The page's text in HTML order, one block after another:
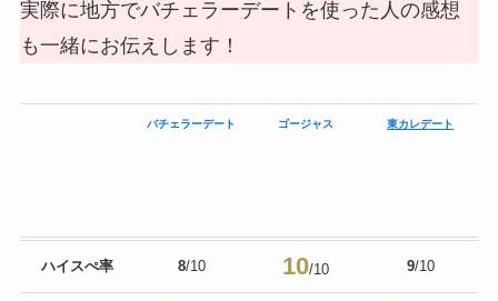
実際に地方でバチェラーデートを使った人の感想
も一緒にお伝えします！
バチェラーデート ゴージャス 東カレデート
ハイスぺ率 8/10 10/10 9/10